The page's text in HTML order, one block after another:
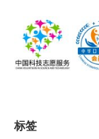
标签